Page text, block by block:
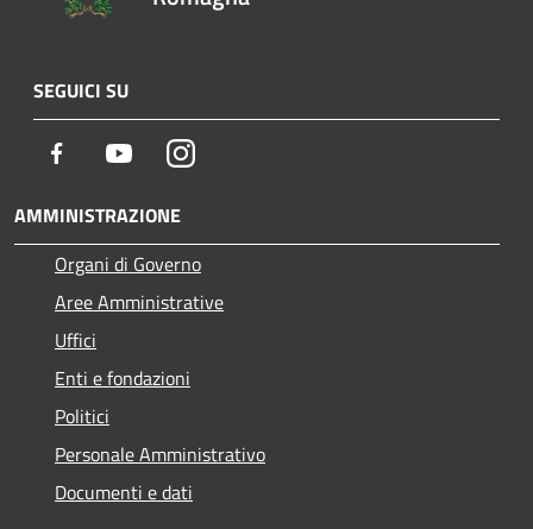
SEGUICI SU
Facebook YoutubeInstagram
AMMINISTRAZIONE
Organi di Governo
Aree Amministrative
Uffici
Enti e fondazioni
Politici
Personale Amministrativo
Documenti e dati